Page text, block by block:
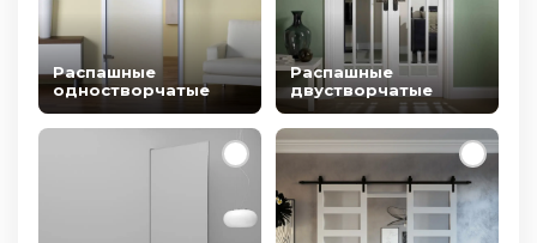
Распашные
одностворчатые
Распашные
двустворчатые